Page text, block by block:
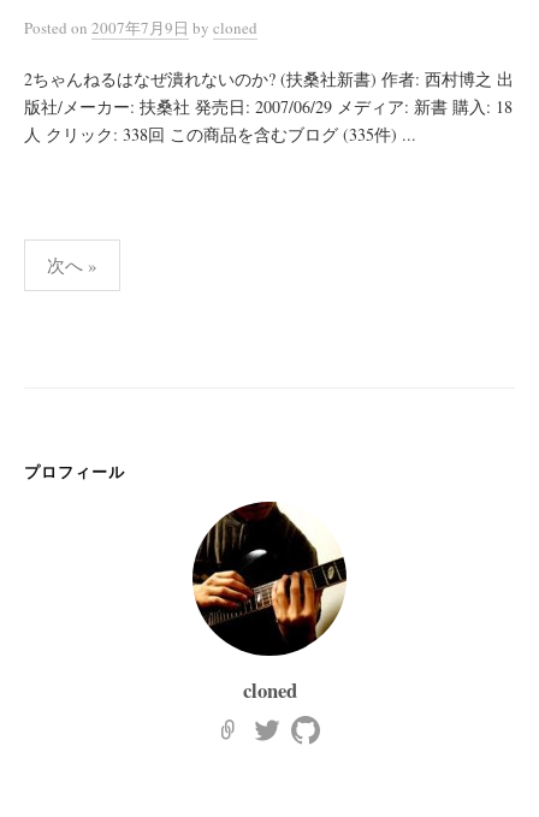
Posted on 2007年7月9日 by cloned
2ちゃんねるはなぜ潰れないのか? (扶桑社新書) 作者: 西村博之 出
版社/メーカー: 扶桑社 発売日: 2007/06/29 メディア: 新書 購入: 18
人 クリック: 338回 この商品を含むブログ (335件) ...
投
稿
送
次へ »
プロフィール
cloned